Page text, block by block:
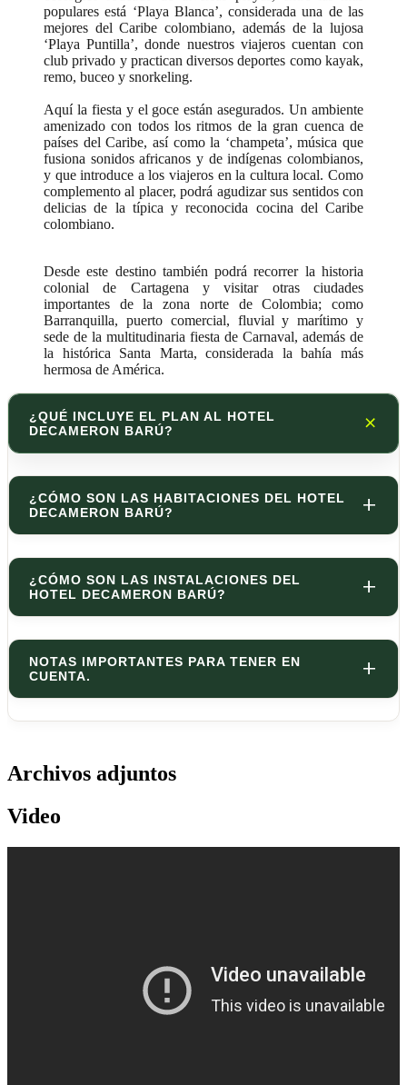
populares está ‘Playa Blanca’, considerada una de las
mejores del Caribe colombiano, además de la lujosa
‘Playa Puntilla’, donde nuestros viajeros cuentan con
club privado y practican diversos deportes como kayak,
remo, buceo y snorkeling.
Aquí la fiesta y el goce están asegurados. Un ambiente
amenizado con todos los ritmos de la gran cuenca de
países del Caribe, así como la ‘champeta’, música que
fusiona sonidos africanos y de indígenas colombianos,
y que introduce a los viajeros en la cultura local. Como
complemento al placer, podrá agudizar sus sentidos con
delicias de la típica y reconocida cocina del Caribe
colombiano.
Desde este destino también podrá recorrer la historia
colonial de Cartagena y visitar otras ciudades
importantes de la zona norte de Colombia; como
Barranquilla, puerto comercial, fluvial y marítimo y
sede de la multitudinaria fiesta de Carnaval, además de
la histórica Santa Marta, considerada la bahía más
hermosa de América.
¿QUÉ INCLUYE EL PLAN AL HOTEL
DECAMERON BARÚ?
¿CÓMO SON LAS HABITACIONES DEL HOTEL
DECAMERON BARÚ?
¿CÓMO SON LAS INSTALACIONES DEL
HOTEL DECAMERON BARÚ?
NOTAS IMPORTANTES PARA TENER EN
CUENTA.
Archivos adjuntos
Video